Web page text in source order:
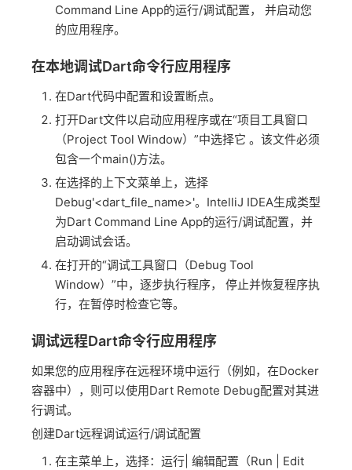
Command Line App的运行/调试配置， 并启动您
的应用程序。
在本地调试Dart命令行应用程序
在Dart代码中配置和设置断点。
打开Dart文件以启动应用程序或在“项目工具窗口
（Project Tool Window）”中选择它 。该文件必须
包含一个main()方法。
在选择的上下文菜单上，选择
Debug'<dart_file_name>'。IntelliJ IDEA生成类型
为Dart Command Line App的运行/调试配置，并
启动调试会话。
在打开的“调试工具窗口（Debug Tool
Window）”中，逐步执行程序， 停止并恢复程序执
行，在暂停时检查它等。
调试远程Dart命令行应用程序
如果您的应用程序在远程环境中运行（例如，在Docker
容器中），则可以使用Dart Remote Debug配置对其进
行调试。
创建Dart远程调试运行/调试配置
在主菜单上，选择：运行| 编辑配置（Run | Edit